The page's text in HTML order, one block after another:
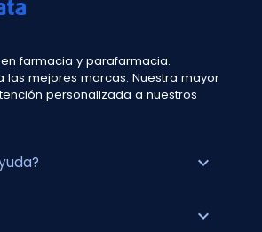
farmacia y parafarmacia.
las mejores marcas. Nuestra mayor
personalizada a nuestros
expand_more
expand_more